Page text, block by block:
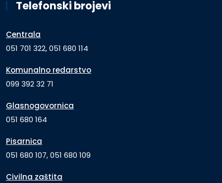
Telefonski brojevi
Centrala
051 701 322, 051 680 114
Komunalno redarstvo
099 392 32 71
Glasnogovornica
051 680 164
Pisarnica
051 680 107, 051 680 109
Civilna zaštita